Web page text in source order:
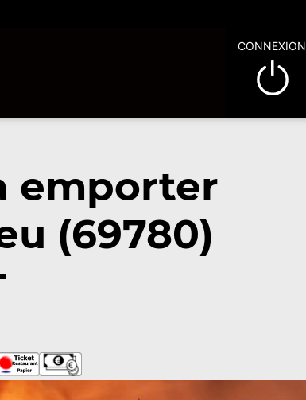
CONNEXION
emporter
(69780)